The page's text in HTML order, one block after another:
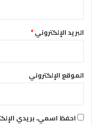
البريد الإلكتروني*
الموقع الإلكتروني
احفظ اسمي، بريدي